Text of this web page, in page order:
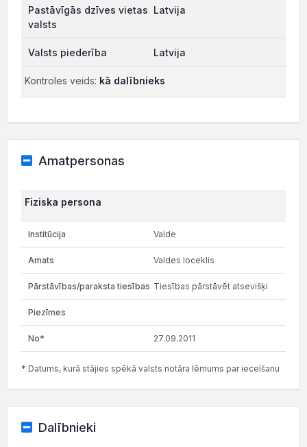
Latvija
Latvija
Kontroles veids: kā dalībnieks
Amatpersonas
Fiziska persona
Valde
Valdes loceklis
Tiesības pārstāvēt atsevišķi
27.09.2011
* Datums, kurā stājies spēkā valsts notāra lēmums par iecelšanu
Dalībnieki